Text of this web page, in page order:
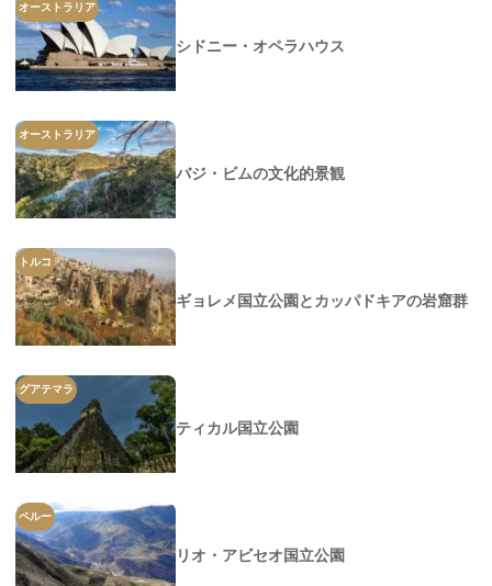
オーストラリア
シドニー・オペラハウス
オーストラリア
バジ・ビムの文化的景観
トルコ
ギョレメ国立公園とカッパドキアの岩窟群
グアテマラ
ティカル国立公園
ペルー
リオ・アビセオ国立公園